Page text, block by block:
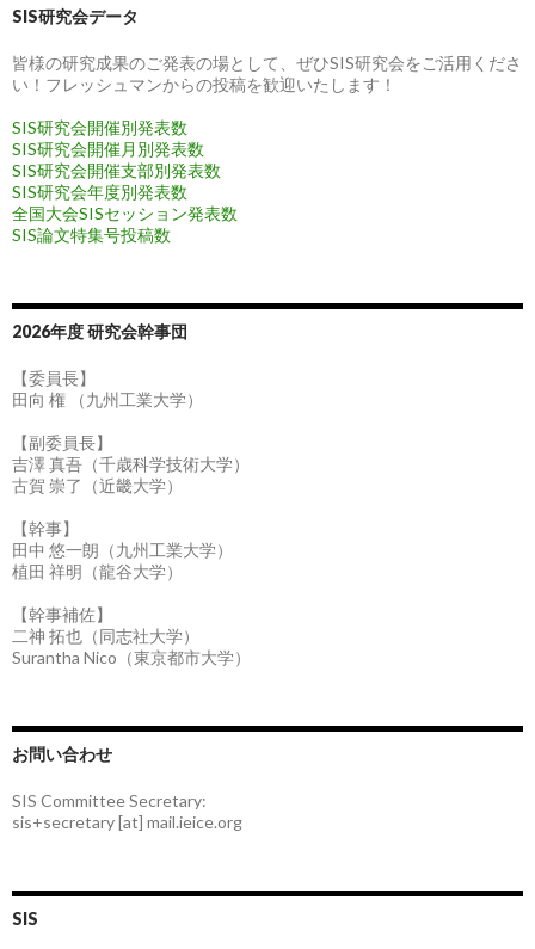
SIS研究会データ
皆様の研究成果のご発表の場として、ぜひSIS研究会をご活用くださ
い！フレッシュマンからの投稿を歓迎いたします！
SIS研究会開催別発表数
SIS研究会開催月別発表数
SIS研究会開催支部別発表数
SIS研究会年度別発表数
全国大会SISセッション発表数
SIS論文特集号投稿数
2026年度 研究会幹事団
【委員長】
田向 権 （九州工業大学）
【副委員長】
吉澤 真吾（千歳科学技術大学）
古賀 崇了（近畿大学）
【幹事】
田中 悠一朗（九州工業大学）
植田 祥明（龍谷大学）
【幹事補佐】
二神 拓也（同志社大学）
Surantha Nico（東京都市大学）
お問い合わせ
SIS Committee Secretary:
sis+secretary [at] mail.ieice.org
SIS